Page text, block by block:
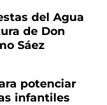
del Agua
de Don
Sáez
potenciar
infantiles